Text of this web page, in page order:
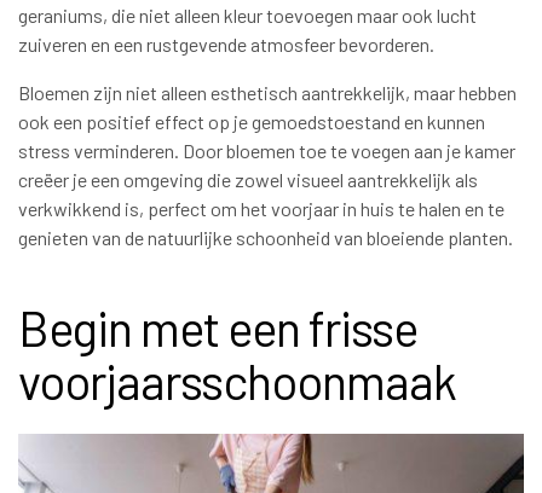
geraniums, die niet alleen kleur toevoegen maar ook lucht
zuiveren en een rustgevende atmosfeer bevorderen.
Bloemen zijn niet alleen esthetisch aantrekkelijk, maar hebben
ook een positief effect op je gemoedstoestand en kunnen
stress verminderen. Door bloemen toe te voegen aan je kamer
creëer je een omgeving die zowel visueel aantrekkelijk als
verkwikkend is, perfect om het voorjaar in huis te halen en te
genieten van de natuurlijke schoonheid van bloeiende planten.
Begin met een frisse
voorjaarsschoonmaak